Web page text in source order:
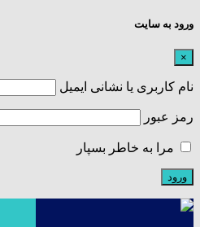
ورود به سایت
×
نام کاربری یا نشانی ایمیل
رمز عبور
مرا به خاطر بسپار